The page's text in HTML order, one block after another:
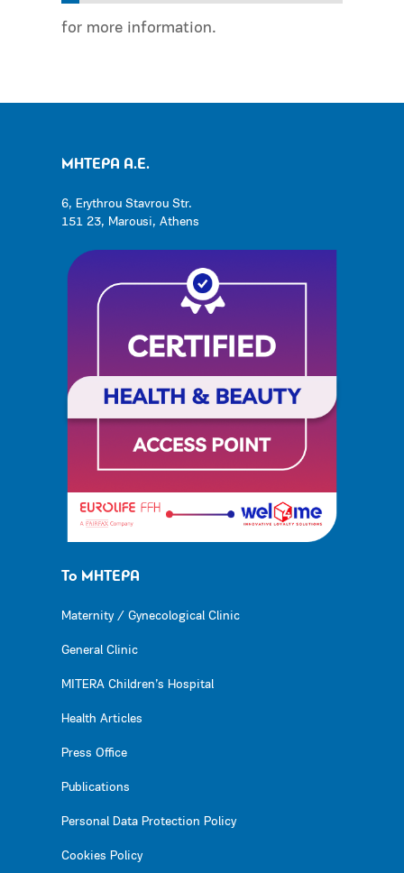
for more information.
ΜΗΤΕΡΑ Α.Ε.
6, Erythrou Stavrou Str.
151 23, Marousi, Athens
Το ΜΗΤΕΡΑ
Maternity / Gynecological Clinic
General Clinic
MITERA Children’s Hospital
Health Articles
Press Office
Publications
Personal Data Protection Policy
Cookies Policy